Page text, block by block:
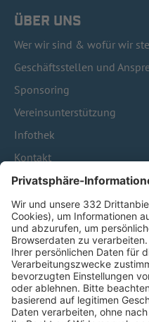
ÜBER UNS
Wer wir sind & wofür wir
Geschäftsstellen und
Sponsoring
Vereinsunterstützung
Infothek
Kontakt
HÄUFIG BESUCHTE
Pässe und Vereinswechsel
Trainerausbildung
Schulungsangebot
BFV-Geschäftsstellen
Trainerbörse